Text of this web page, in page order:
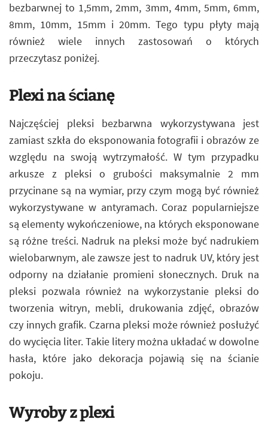
bezbarwnej to 1,5mm, 2mm, 3mm, 4mm, 5mm, 6mm,
8mm, 10mm, 15mm i 20mm. Tego typu płyty mają
również wiele innych zastosowań o których
przeczytasz poniżej.
Plexi na ścianę
Najczęściej pleksi bezbarwna wykorzystywana jest
zamiast szkła do eksponowania fotografii i obrazów ze
względu na swoją wytrzymałość. W tym przypadku
arkusze z pleksi o grubości maksymalnie 2 mm
przycinane są na wymiar, przy czym mogą być również
wykorzystywane w antyramach. Coraz popularniejsze
są elementy wykończeniowe, na których eksponowane
są różne treści. Nadruk na pleksi może być nadrukiem
wielobarwnym, ale zawsze jest to nadruk UV, który jest
odporny na działanie promieni słonecznych. Druk na
pleksi pozwala również na wykorzystanie pleksi do
tworzenia witryn, mebli, drukowania zdjęć, obrazów
czy innych grafik. Czarna pleksi może również posłużyć
do wycięcia liter. Takie litery można układać w dowolne
hasła, które jako dekoracja pojawią się na ścianie
pokoju.
Wyroby z plexi